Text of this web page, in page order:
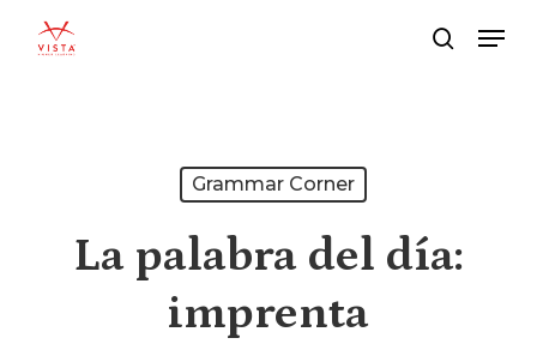
search
Menu
Grammar Corner
La palabra del día:
imprenta